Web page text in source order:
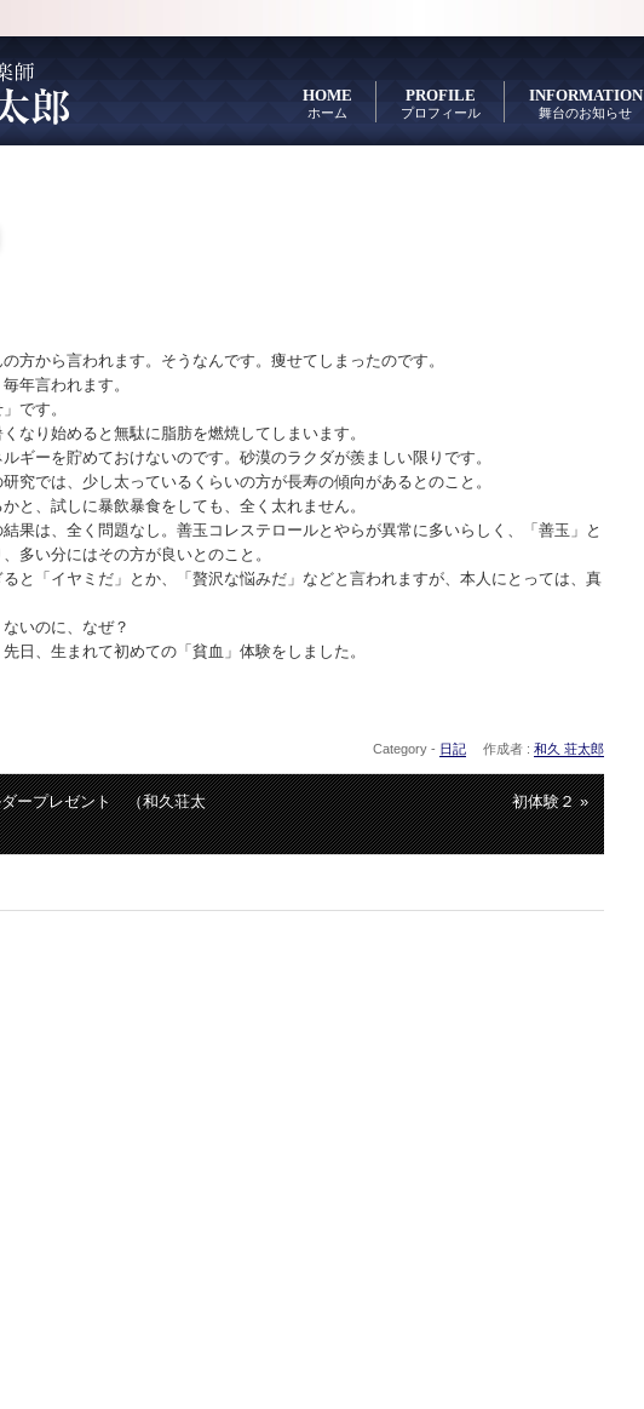
HOME
ホーム
PROFILE
プロフィール
INFORMATION
舞台のお知らせ
方から言われます。そうなんです。痩せてしまったのです。
年言われます。
です。
なり始めると無駄に脂肪を燃焼してしまいます。
ギーを貯めておけないのです。砂漠のラクダが羨ましい限りです。
究では、少し太っているくらいの方が長寿の傾向があるとのこと。
と、試しに暴飲暴食をしても、全く太れません。
果は、全く問題なし。善玉コレステロールとやらが異常に多いらしく、「善玉」と
多い分にはその方が良いとのこと。
と「イヤミだ」とか、「贅沢な悩みだ」などと言われますが、本人にとっては、真
いのに、なぜ？
日、生まれて初めての「貧血」体験をしました。
Category - 日記 作成者 : 和久 荘太郎
ープレゼント （和久荘太
初体験２ »